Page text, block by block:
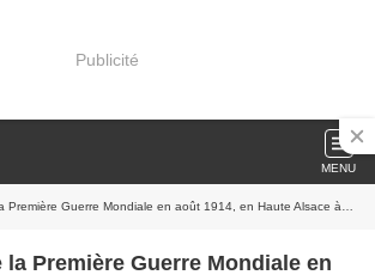
Publicité
MENU
Mondiale en août 1914, en Haute Alsace à partir de la Place forte de Belfort (1ère partie)
la Première Guerre Mondiale en